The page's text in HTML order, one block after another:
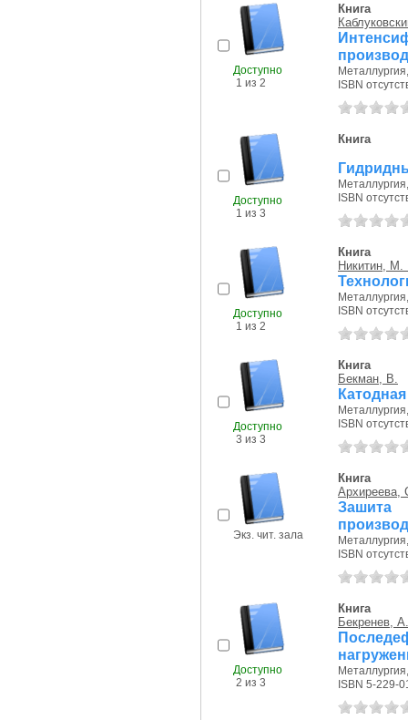
Доступно
1 из 2
Книга
ISBN
Доступно
1 из 3
Книга
ISBN
Доступно
1 из 2
Книга
Никитин,
ISBN
Доступно
3 из 3
Книга
Бекман, В.
ISBN
Экз. чит. зала
Книга
Архиреева,
Зашита
ISBN
Доступно
2 из 3
Книга
Бекренев,
ISBN 5-229-